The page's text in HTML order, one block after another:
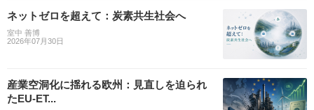
ネットゼロを超えて：炭素共生社会へ
室中 善博
2026年07月30日
産業空洞化に揺れる欧州：見直しを迫られ
たEU-ET...